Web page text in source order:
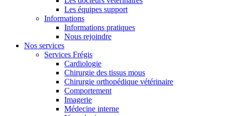
Les équipes support
Informations
Informations pratiques
Nous rejoindre
Nos services
Services Frégis
Cardiologie
Chirurgie des tissus mous
Chirurgie orthopédique vétérinaire
Comportement
Imagerie
Médecine interne